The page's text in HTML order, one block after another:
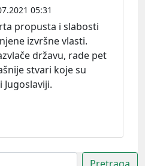
05:31
propusta i slabosti
izvršne vlasti.
državu, rade pet
stvari koje su